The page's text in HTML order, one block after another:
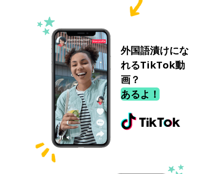
外国語漬けにな
れるTikTok動
画？
あるよ！